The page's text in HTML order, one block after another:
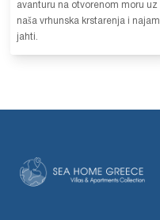
avanturu na otvorenom moru uz
naša vrhunska krstarenja i najam
jahti.